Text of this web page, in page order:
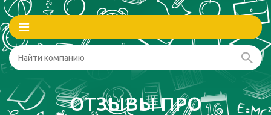
ОТЗЫВЫ ПРО